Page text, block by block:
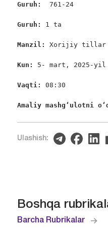
Guruh: 761-24
Guruh: 1 ta
Manzil: Xorijiy tillar
Kun: 5- mart, 2025-yil
Vaqti: 08:30
Amaliy mashgʻulotni
Ulashish:
Boshqa
Barcha Rubrikalar